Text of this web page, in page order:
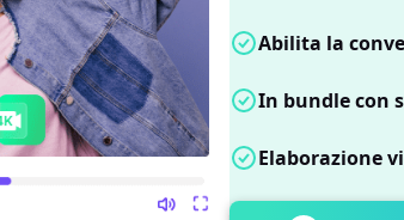
Abilita la
In bundle con
Elaborazione